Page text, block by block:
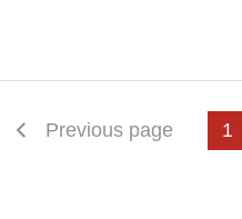
First pagePrevious page 1